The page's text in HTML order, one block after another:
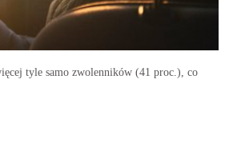
tyle samo zwolenników (41 proc.), co